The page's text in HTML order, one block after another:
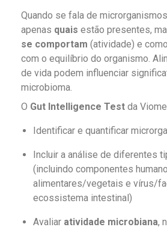
Quando se fala de
apenas quais estão presentes,
se comportam (atividade) e
com o equilíbrio do organismo.
de vida podem influenciar
microbioma.
O Gut Intelligence Test da
Identificar e quantificar
Incluir a análise de diferentes
(incluindo componentes
alimentares/vegetais e vírus/
ecossistema intestinal)
Avaliar atividade microbiana,